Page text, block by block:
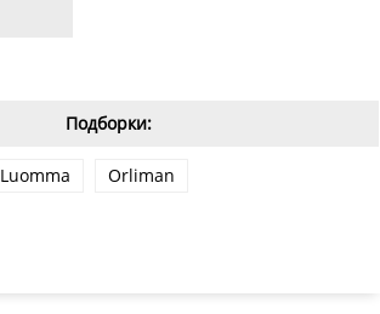
Подборки:
Luomma Orliman